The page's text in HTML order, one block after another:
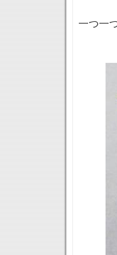
一つ一